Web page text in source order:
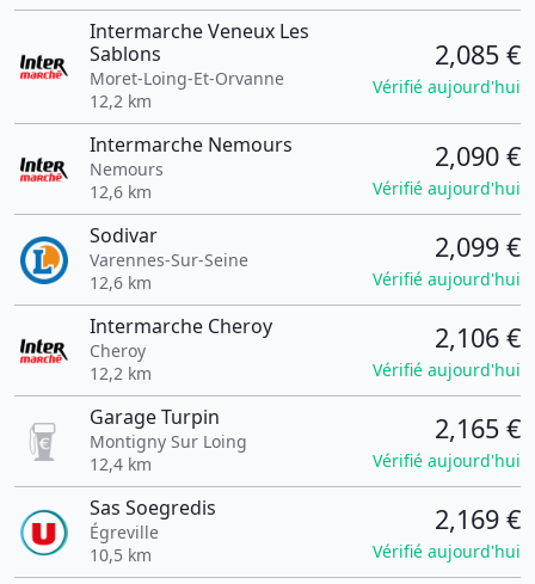
Intermarche Veneux Les
Sablons
Moret-Loing-Et-Orvanne
12,2 km
2,085 €
Vérifié aujourd'hui
Intermarche Nemours
Nemours
12,6 km
2,090 €
Vérifié aujourd'hui
Sodivar
Varennes-Sur-Seine
12,6 km
2,099 €
Vérifié aujourd'hui
Intermarche Cheroy
Cheroy
12,2 km
2,106 €
Vérifié aujourd'hui
Garage Turpin
Montigny Sur Loing
12,4 km
2,165 €
Vérifié aujourd'hui
Sas Soegredis
Égreville
10,5 km
2,169 €
Vérifié aujourd'hui